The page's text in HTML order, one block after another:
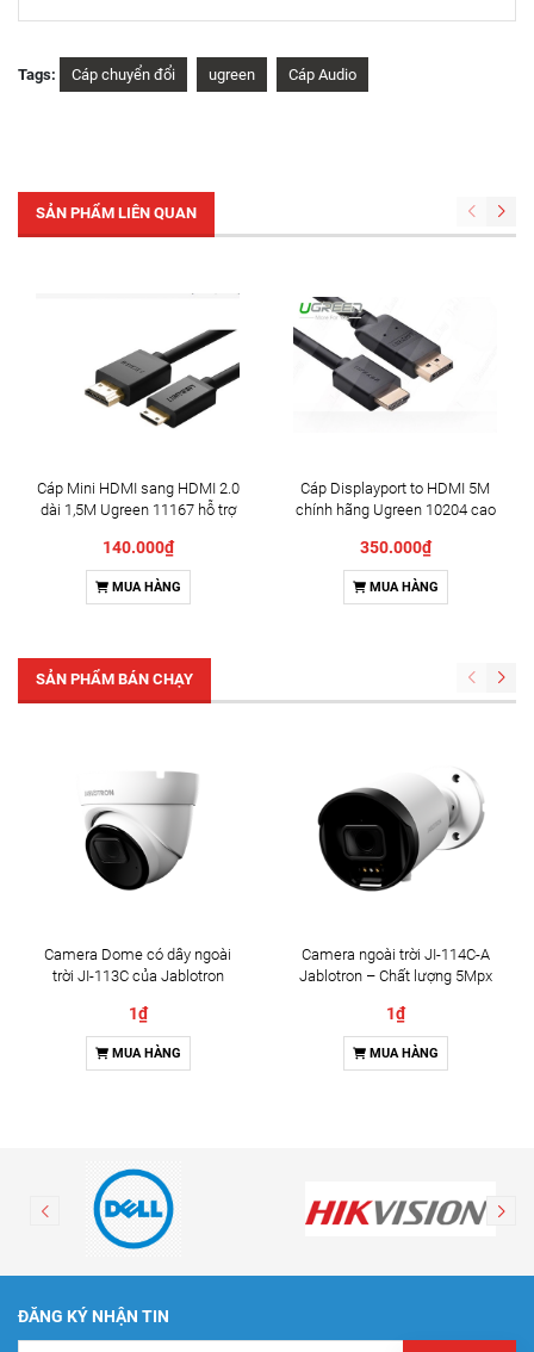
Tags: Cáp chuyển đổi ugreen Cáp Audio
SẢN PHẨM LIÊN QUAN
Cáp Mini HDMI sang HDMI 2.0
dài 1,5M Ugreen 11167 hỗ trợ
140.000₫
MUA HÀNG
Cáp Displayport to HDMI 5M
chính hãng Ugreen 10204 cao
350.000₫
MUA HÀNG
SẢN PHẨM BÁN CHẠY
Camera Dome có dây ngoài
trời JI-113C của Jablotron
1₫
MUA HÀNG
Camera ngoài trời JI-114C-A
Jablotron – Chất lượng 5Mpx
1₫
MUA HÀNG
ĐĂNG KÝ NHẬN TIN